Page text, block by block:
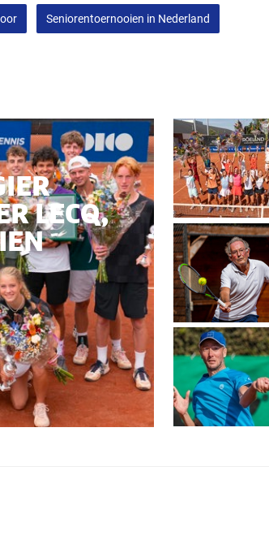
Seniorentoernooien in Nederland
LECQ,